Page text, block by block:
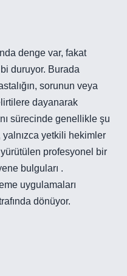
denge var, fakat
duruyor. Burada
sorunun veya
dayanarak
sürecinde genellikle şu
yalnızca yetkili hekimler
profesyonel bir
bulguları .
uygulamaları
dönüyor.